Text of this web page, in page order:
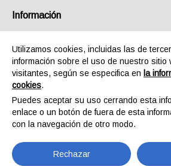
Información
Utilizamos cookies, incluidas las de
información sobre el uso de nuestro sitio
visitantes, según se especifica en la
cookies.
Puedes aceptar su uso cerrando esta
enlace o un botón de fuera de esta
con la navegación de otro modo.
Rechazar